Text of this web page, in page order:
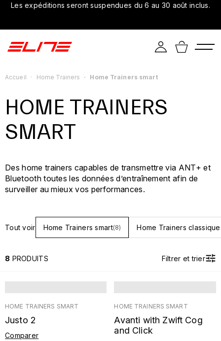
Les expéditions seront suspendues du 6 au 30 août inclus.
Accueil Home Trainers Home Trainers smart
HOME TRAINERS
SMART
Des home trainers capables de transmettre via ANT+ et
Bluetooth toutes les données d’entraînement afin de
surveiller au mieux vos performances.
Tout voir Home Trainers smart(8) Home Trainers
8 PRODUITS Filtrer et trier
HOME TRAINERS SMART
Justo 2
Comparer
HOME TRAINERS SMART
Avanti with Zwift Cog
and Click